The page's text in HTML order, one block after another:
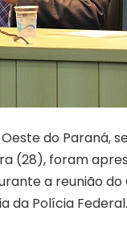
Oeste do
(28), foram
a reunião
da Polícia Federal.